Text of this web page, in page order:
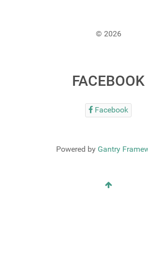
© 2026
FACEBOOK
Facebook
Powered by Gantry